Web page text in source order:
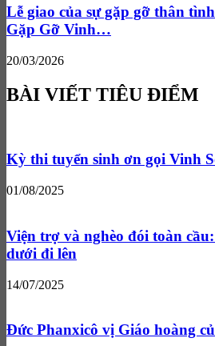
Lễ giao của sự gặp gỡ thân
Gặp Gỡ Vinh…
20/03/2026
BÀI VIẾT TIÊU ĐIỂM
Kỳ thi tuyển sinh ơn gọi Vinh
01/08/2025
Viện trợ và nghèo đói toàn
dưới đi lên
14/07/2025
Đức Phanxicô vị Giáo hoàng